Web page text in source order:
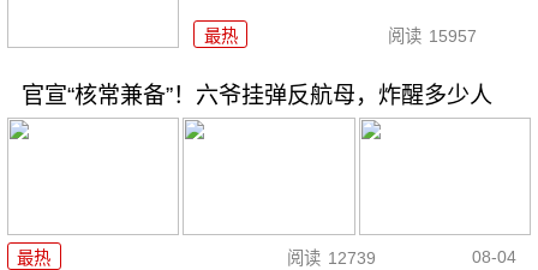
最热 阅读 15957
官宣“核常兼备”！六爷挂弹反航母，炸醒多少人
最热 阅读 12739 08-04